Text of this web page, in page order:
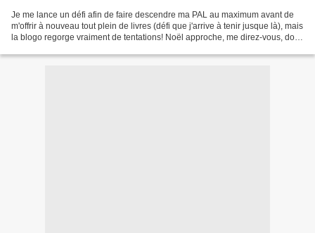
Je me lance un défi afin de faire descendre ma PAL au maximum avant de
m'offrir à nouveau tout plein de livres (défi que j'arrive à tenir jusque là), mais
la blogo regorge vraiment de tentations! Noël approche, me direz-vous, donc